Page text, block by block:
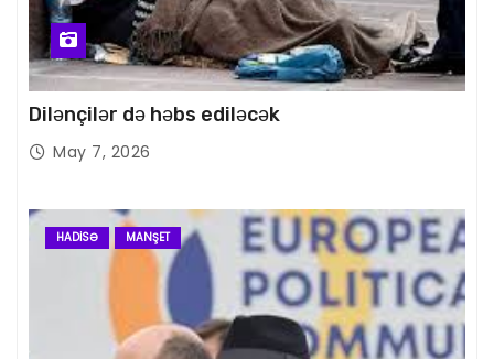
Dilənçilər də həbs ediləcək
May 7, 2026
HADISƏ MANŞET